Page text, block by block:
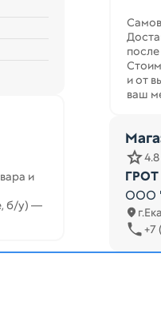
и
б/у) —
и от
ваш
ГРОТ
ООО
+7